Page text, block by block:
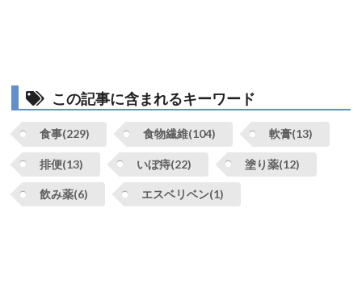
この記事に含まれるキーワード
食事(229) 食物繊維(104) 軟膏(13)
排便(13) いぼ痔(22) 塗り薬(12)
飲み薬(6) エスベリベン(1)